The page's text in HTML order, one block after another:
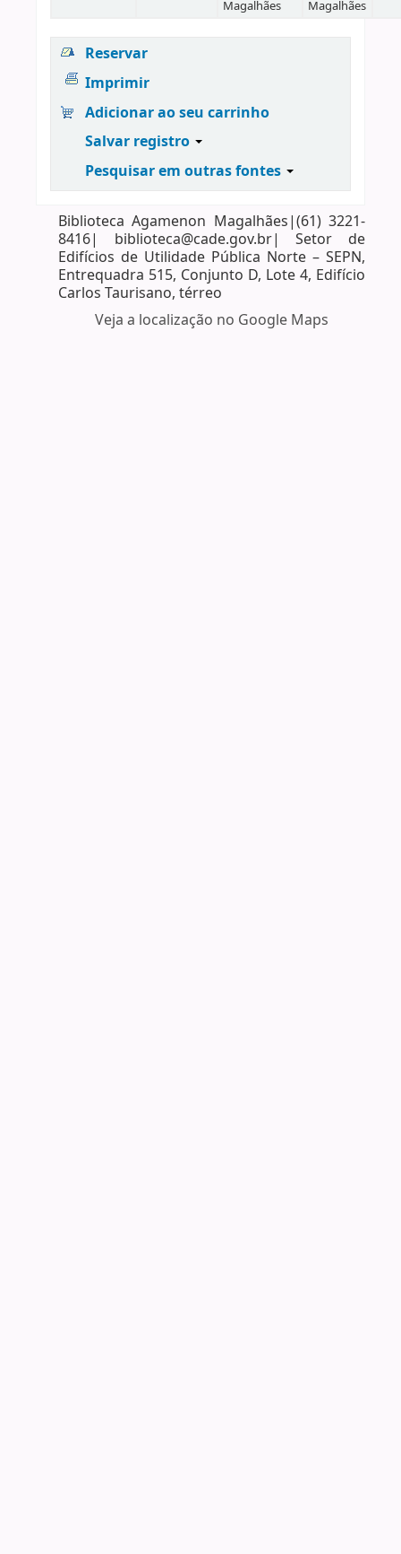
Magalhães
Magalhães
Reservar
Imprimir
Adicionar ao seu carrinho
Salvar registro
Pesquisar em outras fontes
Biblioteca Agamenon Magalhães|(61) 3221-
8416| biblioteca@cade.gov.br| Setor de
Edifícios de Utilidade Pública Norte – SEPN,
Entrequadra 515, Conjunto D, Lote 4, Edifício
Carlos Taurisano, térreo
Veja a localização no Google Maps